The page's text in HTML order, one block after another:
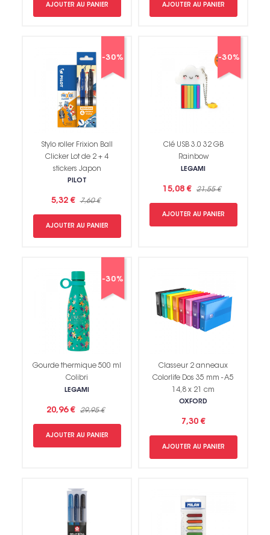
AJOUTER AU PANIER AJOUTER AU PANIER
-30%
Stylo roller Frixion Ball
Clicker Lot de 2 + 4
stickers Japon
PILOT
5,32 € 7,60 €
AJOUTER AU PANIER
-30%
Clé USB 3.0 32 GB
Rainbow
LEGAMI
15,08 € 21,55 €
AJOUTER AU PANIER
-30%
Gourde thermique 500 ml
Colibri
LEGAMI
20,96 € 29,95 €
AJOUTER AU PANIER
Classeur 2 anneaux
Colorlife Dos 35 mm - A5
14,8 x 21 cm
OXFORD
7,30 €
AJOUTER AU PANIER